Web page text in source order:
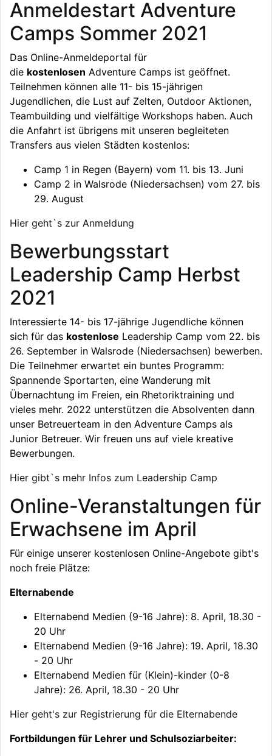
Anmeldestart Adventure
Camps Sommer 2021
Das Online-Anmeldeportal für
die kostenlosen Adventure Camps ist geöffnet.
Teilnehmen können alle 11- bis 15-jährigen
Jugendlichen, die Lust auf Zelten, Outdoor Aktionen,
Teambuilding und vielfältige Workshops haben. Auch
die Anfahrt ist übrigens mit unseren begleiteten
Transfers aus vielen Städten kostenlos:
Camp 1 in Regen (Bayern) vom 11. bis 13. Juni
Camp 2 in Walsrode (Niedersachsen) vom 27. bis
29. August
Hier geht`s zur Anmeldung
Bewerbungsstart
Leadership Camp Herbst
2021
Interessierte 14- bis 17-jährige Jugendliche können
sich für das kostenlose Leadership Camp vom 22. bis
26. September in Walsrode (Niedersachsen) bewerben.
Die Teilnehmer erwartet ein buntes Programm:
Spannende Sportarten, eine Wanderung mit
Übernachtung im Freien, ein Rhetoriktraining und
vieles mehr. 2022 unterstützen die Absolventen dann
unser Betreuerteam in den Adventure Camps als
Junior Betreuer. Wir freuen uns auf viele kreative
Bewerbungen.
Hier gibt`s mehr Infos zum Leadership Camp
Online-Veranstaltungen für
Erwachsene im April
Für einige unserer kostenlosen Online-Angebote gibt's
noch freie Plätze:
Elternabende
Elternabend Medien (9-16 Jahre): 8. April, 18.30 -
20 Uhr
Elternabend Medien (9-16 Jahre): 19. April, 18.30
- 20 Uhr
Elternabend Medien für (Klein)-kinder (0-8
Jahre): 26. April, 18.30 - 20 Uhr
Hier geht's zur Registrierung für die Elternabende
Fortbildungen für Lehrer und Schulsoziarbeiter: